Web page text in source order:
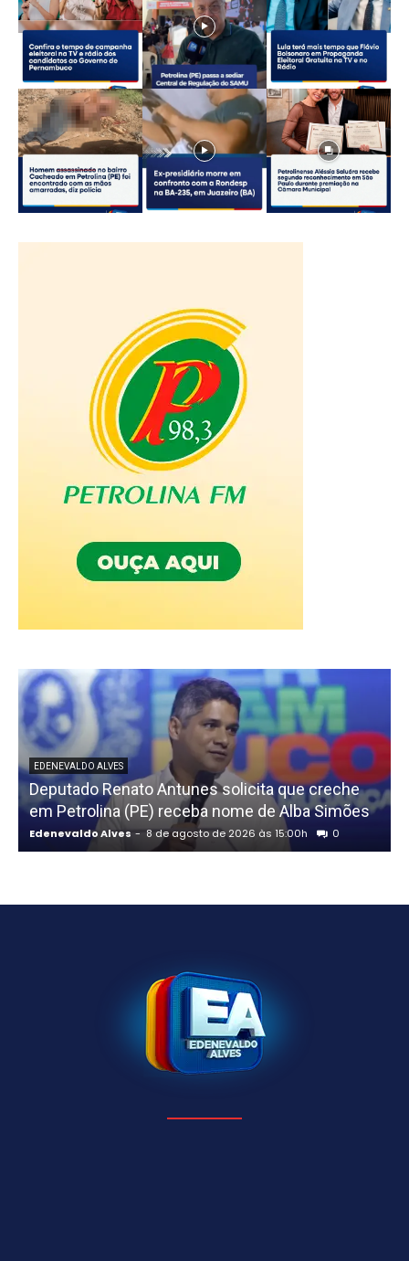
EDENEVALDO ALVES
Deputado Renato Antunes solicita que creche
em Petrolina (PE) receba nome de Alba Simões
Edenevaldo Alves - 8 de agosto de 2026 às 15:00h 0